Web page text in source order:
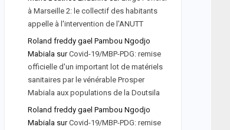
à Marseille 2: le collectif des habitants
appelle à l'intervention de l'ANUTT
Roland freddy gael Pambou Ngodjo
MabialasurCovid-19/MBP-PDG: remise
officielle d'un important lot de matériels
sanitaires par le vénérable Prosper
Mabiala aux populations de la Doutsila
Roland freddy gael Pambou Ngodjo
MabialasurCovid-19/MBP-PDG: remise